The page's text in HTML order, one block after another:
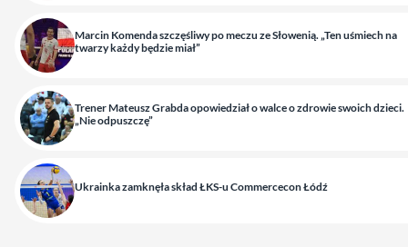
Marcin Komenda szczęśliwy po meczu ze Słowenią. „Ten uśmiech na
twarzy każdy będzie miał”
Trener Mateusz Grabda opowiedział o walce o zdrowie swoich dzieci.
„Nie odpuszczę”
Ukrainka zamknęła skład ŁKS-u Commercecon Łódź